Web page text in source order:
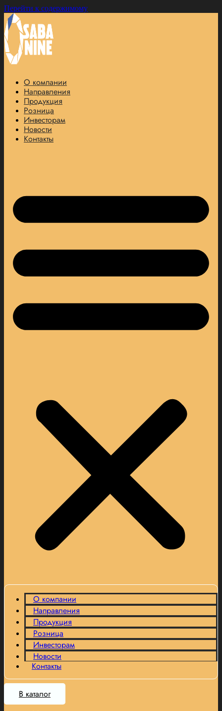
Перейти к содержимому
О компании
Направления
Продукция
Розница
Инвесторам
Новости
Контакты
О компании
Направления
Продукция
Розница
Инвесторам
Новости
Контакты
В каталог